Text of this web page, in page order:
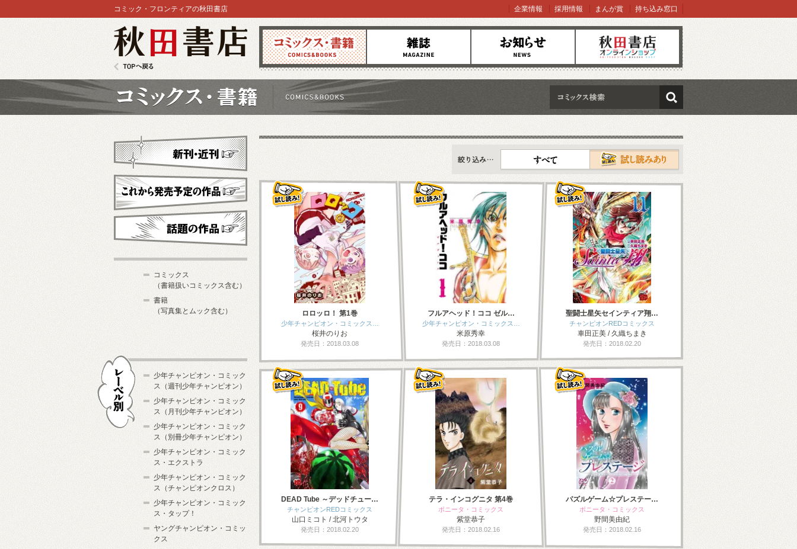
コミックス 雑誌 お知らせ オンラインショップ
コミック・フロンティアの秋田書店 企業情報 採用情報 まんが賞 持ち込み窓口
検索
新刊情報
すべて
ロロッロ！ 第1巻
少年チャンピオン・コミックス…
桜井のりお
発売日：2018.03.08
フルアヘッド！ココ ゼル…
少年チャンピオン・コミックス…
米原秀幸
発売日：2018.03.08
聖闘士星矢セインティア翔…
チャンピオンREDコミックス
車田正美 / 久織ちまき
発売日：2018.02.20
DEAD Tube ～デッドチュー…
チャンピオンREDコミックス
山口ミコト / 北河トウタ
発売日：2018.02.20
テラ・インコグニタ 第4巻
ボニータ・コミックス
紫堂恭子
発売日：2018.02.16
パズルゲーム☆プレステー…
ボニータ・コミックス
野間美由紀
発売日：2018.02.16
新刊・近刊
これから発売予定
コミックス
（書籍扱いコミックス含む）
書籍
（写真集とムック含む）
少年チャンピオン・コミック
ス（週刊少年チャンピオン）
少年チャンピオン・コミック
ス（月刊少年チャンピオン）
少年チャンピオン・コミック
ス（別冊少年チャンピオン）
少年チャンピオン・コミック
ス・エクストラ
少年チャンピオン・コミック
ス（チャンピオンクロス）
少年チャンピオン・コミック
ス・タップ！
ヤングチャンピオン・コミッ
クス